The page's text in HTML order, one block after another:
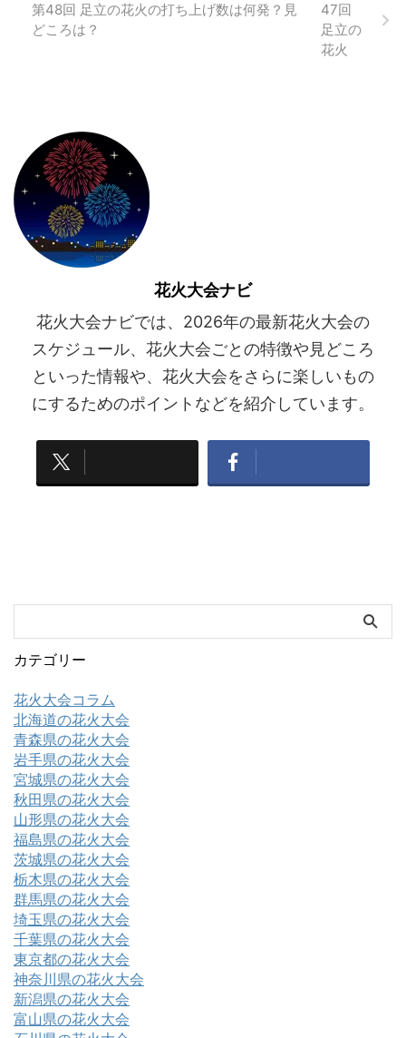
第48回 足立の花火の打ち上げ数は何発？見
どころは？
花火大会ナビ
花火大会ナビでは、2026年の最新花火大会の
スケジュール、花火大会ごとの特徴や見どころ
といった情報や、花火大会をさらに楽しいもの
にするためのポイントなどを紹介しています。
カテゴリー
花火大会コラム
北海道の花火大会
青森県の花火大会
岩手県の花火大会
宮城県の花火大会
秋田県の花火大会
山形県の花火大会
福島県の花火大会
茨城県の花火大会
栃木県の花火大会
群馬県の花火大会
埼玉県の花火大会
千葉県の花火大会
東京都の花火大会
神奈川県の花火大会
新潟県の花火大会
富山県の花火大会